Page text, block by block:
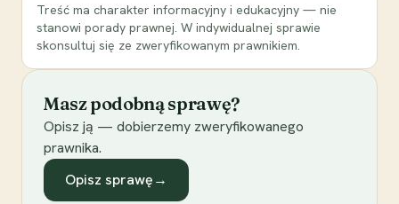
Treść ma charakter informacyjny i edukacyjny — nie
stanowi porady prawnej. W indywidualnej sprawie
skonsultuj się ze zweryfikowanym prawnikiem.
Masz podobną sprawę?
Opisz ją — dobierzemy zweryfikowanego
prawnika.
Opisz sprawę→